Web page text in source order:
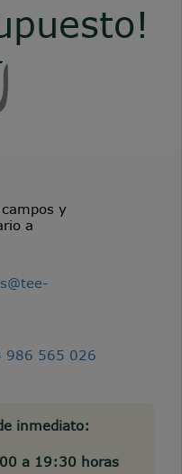
y
a
986 565 026
inmediato:
a 19:30 horas